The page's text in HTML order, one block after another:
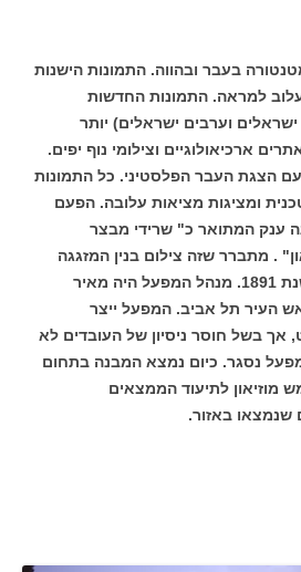
בעבר ובהווה. התמונות הישנות
למראה. התמונות החדשות
וערבים ישראלים) יותר
ארכיאולוגיים וצילומי נוף יפים.
הצגת העבר הפלסטיני. כל התמונות
ומציגות מציאות עלובה. הפעם
ענק המתואר כ" שרידי מבצר
. מתברר שזה צילום בנין המזגגה
שבנה הברון רוטשילד בשנת 1891. מנהל המפעל היה מאיר
העיר תל אביב. המפעל ייצר
אך בשל חוסר ניסיון של העובדים לא
נסגר. כיום נמצא המבנה בתחום
מוזיאון לתיעוד הממצאים
שנמצאו באזור.